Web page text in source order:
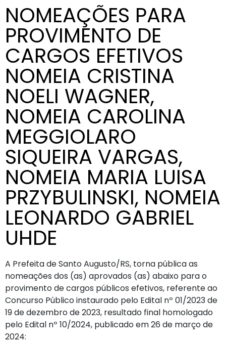
NOMEAÇÕES PARA
PROVIMENTO DE
CARGOS EFETIVOS
NOMEIA CRISTINA
NOELI WAGNER,
NOMEIA CAROLINA
MEGGIOLARO
SIQUEIRA VARGAS,
NOMEIA MARIA LUISA
PRZYBULINSKI, NOMEIA
LEONARDO GABRIEL
UHDE
A Prefeita de Santo Augusto/RS, torna pública as
nomeações dos (as) aprovados (as) abaixo para o
provimento de cargos públicos efetivos, referente ao
Concurso Público instaurado pelo Edital nº 01/2023 de
19 de dezembro de 2023, resultado final homologado
pelo Edital nº 10/2024, publicado em 26 de março de
2024: